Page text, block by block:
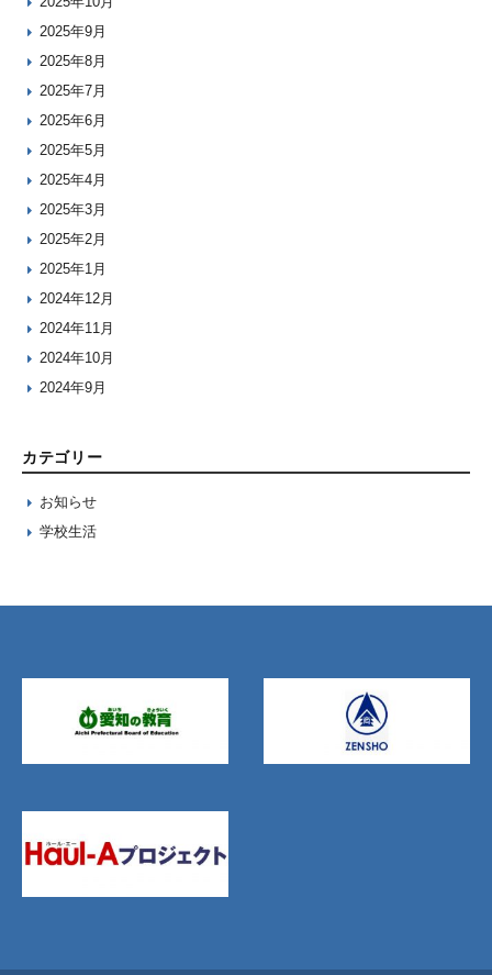
2025年9月
2025年8月
2025年7月
2025年6月
2025年5月
2025年4月
2025年3月
2025年2月
2025年1月
2024年12月
2024年11月
2024年10月
2024年9月
カテゴリー
お知らせ
学校生活